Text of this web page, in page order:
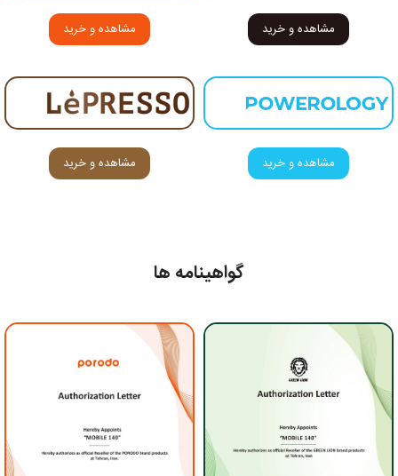
مشاهده و خرید مشاهده و خرید
مشاهده و خرید مشاهده و خرید
گواهینامه ها